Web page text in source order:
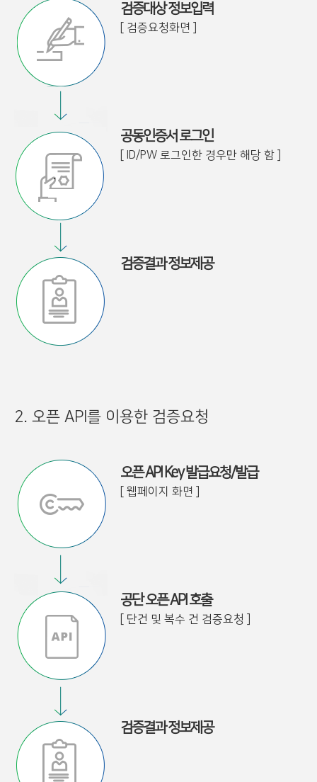
검증대상 정보입력
[ 검증요청화면 ]
공동인증서 로그인
[ ID/PW 로그인한 경우만 해당 함 ]
검증결과 정보제공
2. 오픈 API를 이용한 검증요청
오픈 API Key 발급요청/발급
[ 웹페이지 화면 ]
공단 오픈 API 호출
[ 단건 및 복수 건 검증요청 ]
검증결과 정보제공